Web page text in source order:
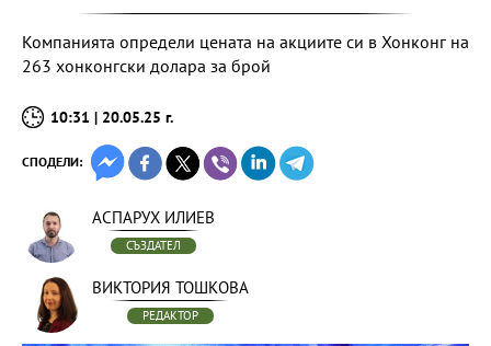
Компанията определи цената на акциите си в Хонконг на
263 хонконгски долара за брой
10:31 | 20.05.25 г.
СПОДЕЛИ:
АСПАРУХ ИЛИЕВ
СЪЗДАТЕЛ
ВИКТОРИЯ ТОШКОВА
РЕДАКТОР